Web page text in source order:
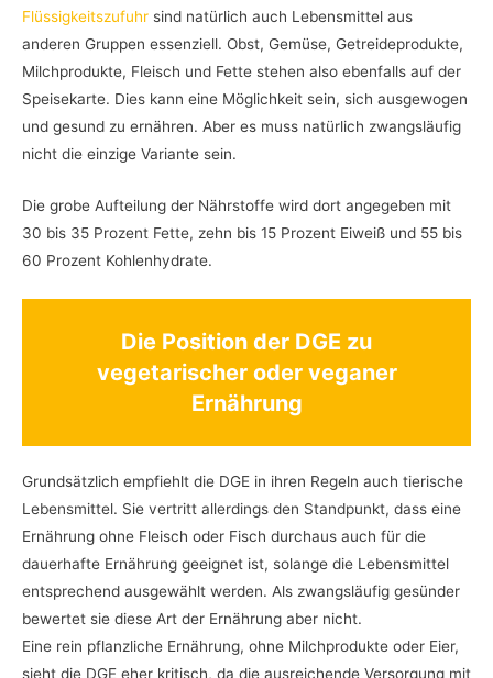
Flüssigkeitszufuhr sind natürlich auch Lebensmittel aus
anderen Gruppen essenziell. Obst, Gemüse, Getreideprodukte,
Milchprodukte, Fleisch und Fette stehen also ebenfalls auf der
Speisekarte. Dies kann eine Möglichkeit sein, sich ausgewogen
und gesund zu ernähren. Aber es muss natürlich zwangsläufig
nicht die einzige Variante sein.
Die grobe Aufteilung der Nährstoffe wird dort angegeben mit
30 bis 35 Prozent Fette, zehn bis 15 Prozent Eiweiß und 55 bis
60 Prozent Kohlenhydrate.
Die Position der DGE zu
vegetarischer oder veganer
Ernährung
Grundsätzlich empfiehlt die DGE in ihren Regeln auch tierische
Lebensmittel. Sie vertritt allerdings den Standpunkt, dass eine
Ernährung ohne Fleisch oder Fisch durchaus auch für die
dauerhafte Ernährung geeignet ist, solange die Lebensmittel
entsprechend ausgewählt werden. Als zwangsläufig gesünder
bewertet sie diese Art der Ernährung aber nicht.
Eine rein pflanzliche Ernährung, ohne Milchprodukte oder Eier,
sieht die DGE eher kritisch, da die ausreichende Versorgung mit